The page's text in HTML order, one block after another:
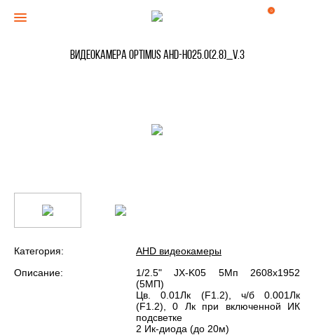
0
Видеокамера Optimus AHD-H025.0(2.8)_V.3
Категория:
AHD видеокамеры
Описание:
1/2.5" JX-K05 5Мп 2608х1952
(5МП)
Цв. 0.01Лк (F1.2), ч/б 0.001Лк
(F1.2), 0 Лк при включенной ИК
подсветке
2 Ик-диода (до 20м)